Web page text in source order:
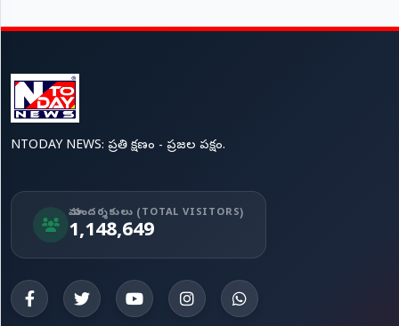
NTODAY NEWS: ప్రతి క్షణం - ప్రజల పక్షం.
మా సందర్శకులు (TOTAL VISITORS)
1,148,649